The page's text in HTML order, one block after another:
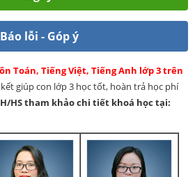
Báo lỗi - Góp ý
Toán, Tiếng Việt, Tiếng Anh lớp 3 trên
giúp con lớp 3 học tốt, hoàn trả học phí
HStham khảo chi tiết khoá học tại: